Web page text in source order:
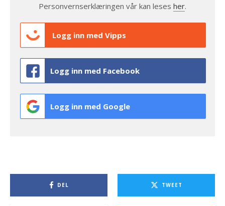
Personvernserklæringen vår kan leses her.
Logg inn med Vipps
Logg inn med Facebook
Logg inn med Google
DEL TWEET